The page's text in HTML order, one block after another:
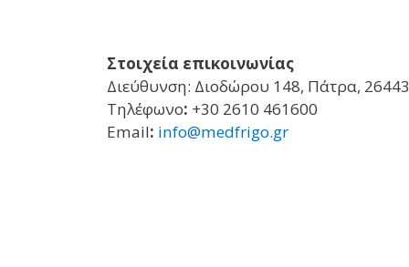
Στοιχεία επικοινωνίας
Διεύθυνση: Διoδώρου 148, Πάτρα, 26443
Τηλέφωνο: +30 2610 461600
Email: info@medfrigo.gr